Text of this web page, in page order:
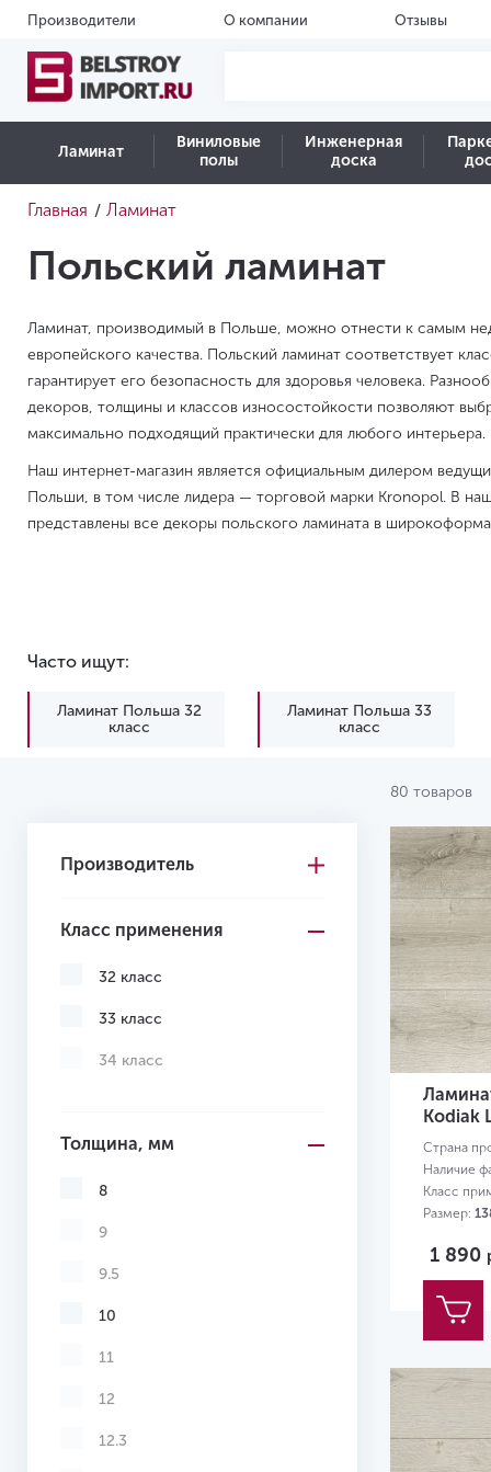
Производители О компании Отзывы
Ламинат
Виниловые
полы
Инженерная
доска
Главная / Ламинат
Польский ламинат
Ламинат, производимый в Польше, можно отнести к самым
европейского качества. Польский ламинат соответствует
гарантирует его безопасность для здоровья человека.
декоров, толщины и классов износостойкости позволяют
максимально подходящий практически для любого интерьера.
Наш интернет-магазин является официальным дилером
Польши, в том числе лидера — торговой марки Kronopol. В
представлены все декоры польского ламината в
Часто ищут:
Ламинат Польша 32
класс
Ламинат Польша 33
класс
80 товаров
Производитель
Класс применения
32 класс
33 класс
34 класс
Толщина, мм
8
9
9.5
10
11
12
12.3
Kodiak
Страна
Наличие
Класс
Размер:
1 890